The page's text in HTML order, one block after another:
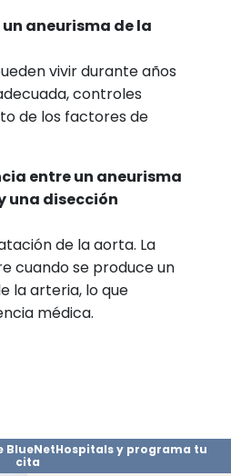
un aneurisma de la
vivir durante años
controles
de los factores de
entre un aneurisma
una disección
de la aorta. La
cuando se produce un
la arteria, lo que
médica.
BlueNetHospitals y programa tu
cita